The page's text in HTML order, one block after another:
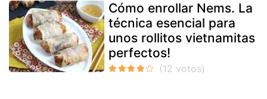
Cómo enrollar Nems. La
técnica esencial para
unos rollitos vietnamitas
perfectos!